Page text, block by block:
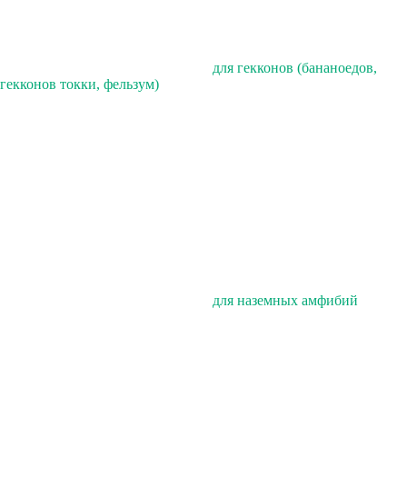
для гекконов (бананоедов,
гекконов токки, фельзум)
для наземных амфибий